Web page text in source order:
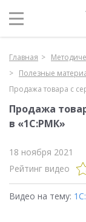
Главная
Полезные
Продажа товара с
Продажа
в «1С:РМК»
18 ноября 2021
Рейтинг видео
Видео на тему: